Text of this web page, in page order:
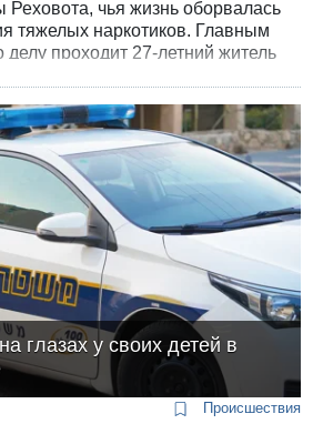
Реховота, чья жизнь оборвалась
тяжелых наркотиков. Главным
проходит 27-летний житель
глазах у своих детей в
Происшествия